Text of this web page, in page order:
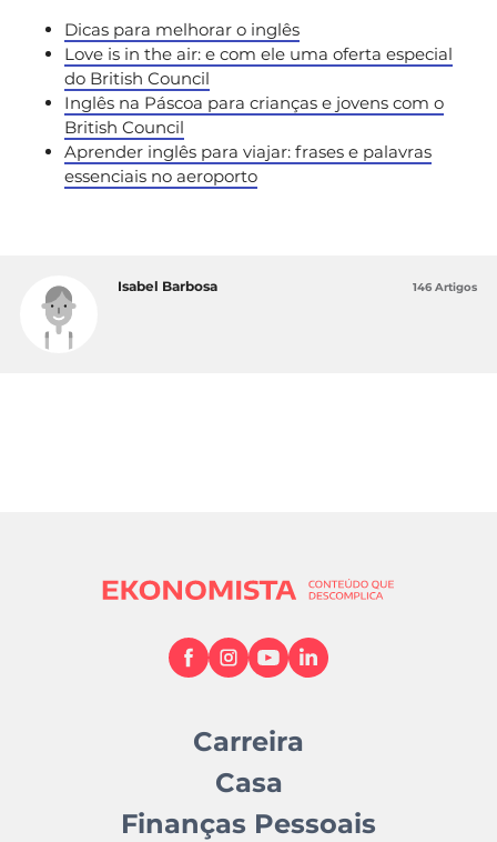
Dicas para melhorar o inglês
Love is in the air: e com ele uma oferta especial
do British Council
Inglês na Páscoa para crianças e jovens com o
British Council
Aprender inglês para viajar: frases e palavras
essenciais no aeroporto
Isabel Barbosa 146 Artigos
Carreira
Casa
Finanças Pessoais